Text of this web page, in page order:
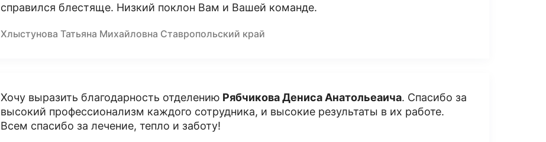
справился блестяще. Низкий поклон Вам и Вашей команде.
Хлыстунова Татьяна Михайловна Ставропольский край
Хочу выразить благодарность отделению Рябчикова Дениса Анатольеаича. Спасибо за
высокий профессионализм каждого сотрудника, и высокие результаты в их работе.
Всем спасибо за лечение, тепло и заботу!